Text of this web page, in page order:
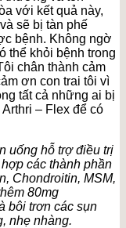
với kết quả này,
sẽ bị tàn phế
bệnh. Không ngờ
thể khỏi bệnh trong
chân thành cảm
ơn con trai tôi vì
tất cả những ai bị
– Flex để có
uống hỗ trợ điều trị
các thành phần
Chondroitin, MSM,
80mg
bôi trơn các sụn
nhẹ nhàng.